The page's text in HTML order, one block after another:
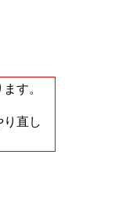
す。
り直し